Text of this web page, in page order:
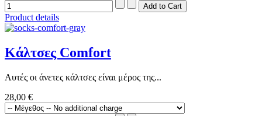
Product details
Κάλτσες Comfort
Αυτές οι άνετες κάλτσες είναι μέρος της...
28,00 €